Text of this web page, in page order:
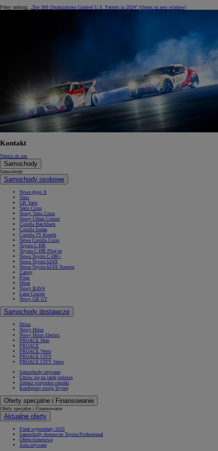
Pełny ranking:
„Top 300 Organizations Granted U.S. Patents in 2024” (Opens in new window)
Kontakt
Napisz do nas
Samochody
Samochody
Samochody osobowe
Nowe Aygo X
Yaris
GR Yaris
Yaris Cross
Nowy Yaris Cross
Nowy Urban Cruiser
Corolla Hatchback
Corolla Sedan
Corolla TS Kombi
Nowa Corolla Cross
Toyota C-HR
Toyota C-HR Plug-in
Nowa Toyota C-HR+
Nowa Toyota bZ4X
Nowa Toyota bZ4X Touring
Camry
Prius
Mirai
Nowy RAV4
Land Cruiser
Nowy GR GT
Samochody dostawcze
Hilux
Nowy Hilux
Nowy Hilux Electric
PROACE Max
PROACE
PROACE Verso
PROACE CITY
PROACE CITY Verso
Samochody używane
Umów się na jazdę testową
Zobacz wszystkie cenniki
Konfiguruj swoją Toyotę
Oferty specjalne i Finansowanie
Oferty specjalne i Finansowanie
Aktualne oferty
Finał wyprzedaży 2025
Samochody dostawcze Toyota Professional
Oferta biznesowa
Auta używane